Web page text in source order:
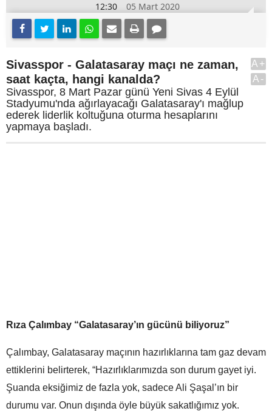
12:30 05 Mart 2020
Sivasspor - Galatasaray maçı ne zaman,
saat kaçta, hangi kanalda?
Sivasspor, 8 Mart Pazar günü Yeni Sivas 4 Eylül
Stadyumu'nda ağırlayacağı Galatasaray'ı mağlup
ederek liderlik koltuğuna oturma hesaplarını
yapmaya başladı.
A+
A-
Rıza Çalımbay “Galatasaray’ın gücünü biliyoruz”
Çalımbay, Galatasaray maçının hazırlıklarına tam gaz devam
ettiklerini belirterek, “Hazırlıklarımızda son durum gayet iyi.
Şuanda eksiğimiz de fazla yok, sadece Ali Şaşal’ın bir
durumu var. Onun dışında öyle büyük sakatlığımız yok.